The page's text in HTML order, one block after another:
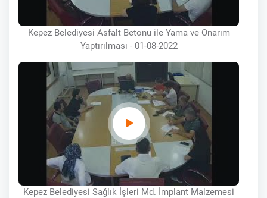
Kepez Belediyesi Asfalt Betonu ile Yama ve Onarım
Yaptırılması - 01-08-2022
Kepez Belediyesi Sağlık İşleri Md. İmplant Malzemesi